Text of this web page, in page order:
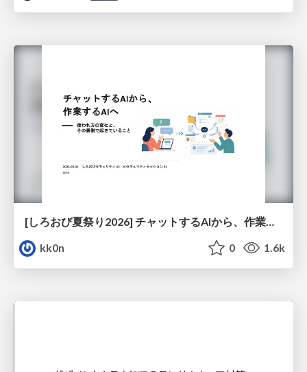
[しろおび夏祭り2026] チャットするAIから、作業するAIへ - 使われ方の変化と、その裏側で起きていること
kk0n
0 1.6k